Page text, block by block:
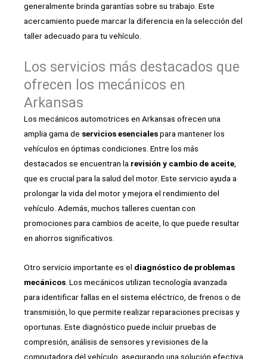
generalmente brinda garantías sobre su trabajo. Este
acercamiento puede marcar la diferencia en la selección del
taller adecuado para tu vehículo.
Los servicios más destacados que
ofrecen los mecánicos en
Arkansas
Los mecánicos automotrices en Arkansas ofrecen una
amplia gama de servicios esencialespara mantener los
vehículos en óptimas condiciones. Entre los más
destacados se encuentran la revisión y cambio de aceite
que es crucial para la salud del motor. Este servicio ayuda a
prolongar la vida del motor y mejora el rendimiento del
vehículo. Además, muchos talleres cuentan con
promociones para cambios de aceite, lo que puede resultar
en ahorros significativos.
Otro servicio importante es el diagnóstico de problemas
mecánicos . Los mecánicos utilizan tecnología avanzada
para identificar fallas en el sistema eléctrico, de frenos o de
transmisión, lo que permite realizar reparaciones precisas y
oportunas. Este diagnóstico puede incluir pruebas de
compresión, análisis de sensores y revisiones de la
computadora del vehículo, asegurando una solución efectiva